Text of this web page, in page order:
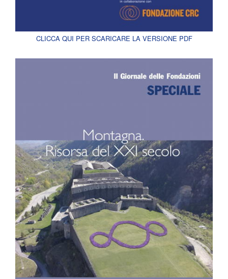
CLICCA QUI PER SCARICARE LA VERSIONE PDF